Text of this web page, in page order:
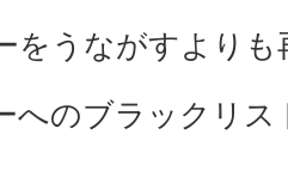
をうながすより
へのブラックリス